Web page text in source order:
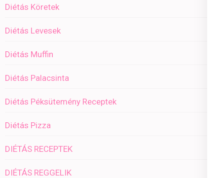
Diétás Köretek
Diétás Levesek
Diétás Muffin
Diétás Palacsinta
Diétás Péksütemény Receptek
Diétás Pizza
DIÉTÁS RECEPTEK
DIÉTÁS REGGELIK